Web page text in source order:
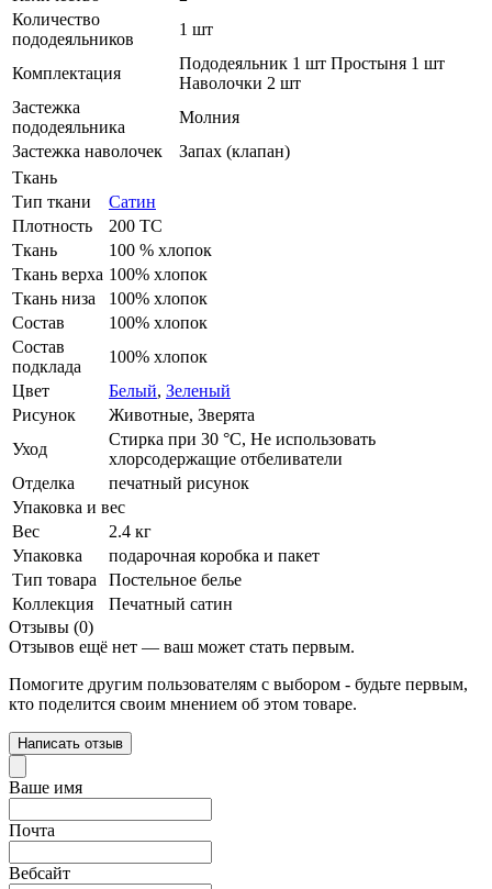
Количество
пододеяльников
1 шт
Комплектация
Пододеяльник 1 шт Простыня 1 шт
Наволочки 2 шт
Застежка
пододеяльника
Молния
Застежка наволочек
Запах (клапан)
Ткань
Тип ткани
Сатин
Плотность
200 ТС
Ткань
100 % хлопок
Ткань верха 100% хлопок
Ткань низа
100% хлопок
Состав
100% хлопок
Состав
подклада
100% хлопок
Цвет
Белый, Зеленый
Рисунок
Животные, Зверята
Уход
Стирка при 30 °С, Не использовать
хлорсодержащие отбеливатели
Отделка
печатный рисунок
Упаковка и вес
Вес
2.4 кг
Упаковка
подарочная коробка и пакет
Тип товара
Постельное белье
Коллекция
Печатный сатин
Отзывы (0)
Отзывов ещё нет — ваш может стать первым.
Помогите другим пользователям с выбором - будьте первым,
кто поделится своим мнением об этом товаре.
Написать отзыв
Ваше имя
Почта
Вебсайт